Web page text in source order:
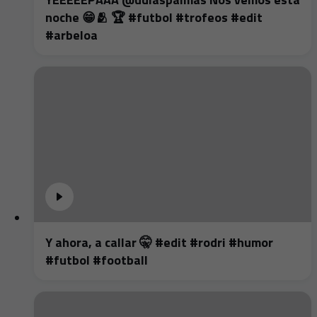
noche 😁🫂 🏆 #futbol #trofeos #edit
#arbeloa
Y ahora, a callar 🤫 #edit #rodri #humor
#futbol #football